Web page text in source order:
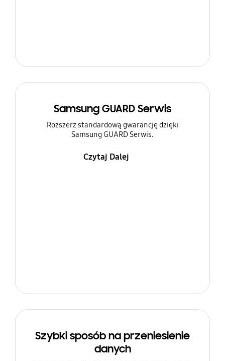
Samsung GUARD Serwis
Rozszerz standardową gwarancję dzięki
Samsung GUARD Serwis.
Czytaj Dalej
Szybki sposób na przeniesienie
danych